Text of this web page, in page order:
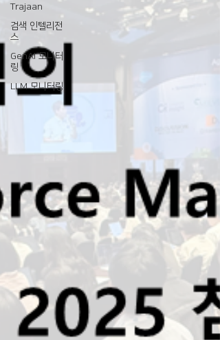
Trajaan
검색 인텔리전
스
GenAI 모니터
링
LLM 모니터링